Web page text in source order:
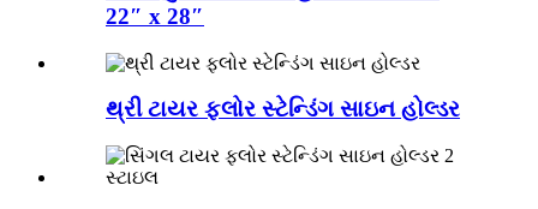
22″ x 28″
થ્રી ટાયર ફ્લોર સ્ટેન્ડિંગ સાઇન હોલ્ડર